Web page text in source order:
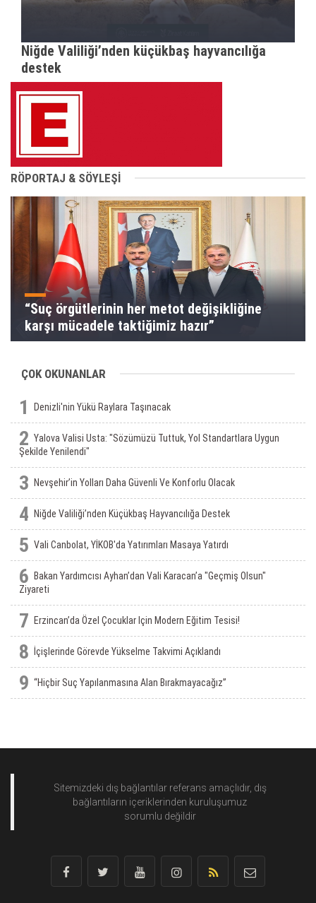
Niğde Valiliği’nden küçükbaş hayvancılığa
destek
RÖPORTAJ & SÖYLEŞİ
“Suç örgütlerinin her metot değişikliğine
karşı mücadele taktiğimiz hazır”
ÇOK OKUNANLAR
1 Denizli'nin Yükü Raylara Taşınacak
2 Yalova Valisi Usta: "Sözümüzü Tuttuk, Yol Standartlara Uygun
Şekilde Yenilendi"
3 Nevşehir’in Yolları Daha Güvenli Ve Konforlu Olacak
4 Niğde Valiliği’nden Küçükbaş Hayvancılığa Destek
5 Vali Canbolat, YİKOB'da Yatırımları Masaya Yatırdı
6
Bakan Yardımcısı Ayhan’dan Vali Karacan’a "Geçmiş Olsun"
Ziyareti
7 Erzincan’da Özel Çocuklar Için Modern Eğitim Tesisi!
8 İçişlerinde Görevde Yükselme Takvimi Açıklandı
9 “Hiçbir Suç Yapılanmasına Alan Bırakmayacağız”
Sitemizdeki dış bağlantılar referans amaçlıdır, dış
bağlantıların içeriklerinden kuruluşumuz
sorumlu değildir